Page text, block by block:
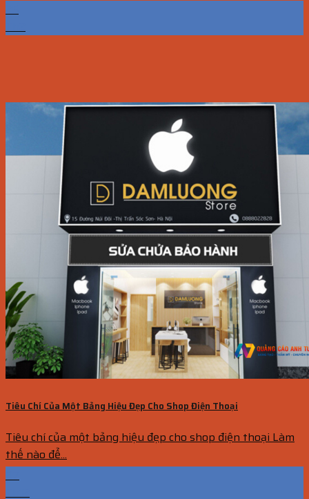
25
Th2
Tiêu Chí Của Một Bảng Hiệu Đẹp Cho Shop Điện Thoại
Tiêu chí của một bảng hiệu đẹp cho shop điện thoại Làm
thế nào để...